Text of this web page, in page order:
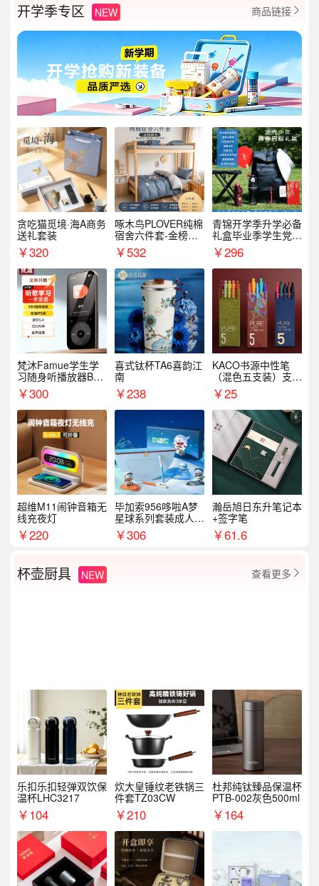
开学季专区 NEW 商品链接 
贪吃猫觅境·海A商务
送礼套装
￥320
啄木鸟PLOVER纯棉
宿舍六件套-金榜题
名
￥532
青锦开学季升学必备
礼盒毕业季学生党户
外出行备考装备礼品
￥296
梵沐Famue学生学
习随身听播放器BL1
5（64G）
￥300
喜式钛杯TA6喜韵江
南
￥238
KACO书源中性笔
（混色五支装）支持
logo定制
￥25
超维M11闹钟音箱无
线充夜灯
￥220
毕加索956哆啦A梦
星球系列套装成人开
学季生日礼物商务礼
品
￥306
瀚岳旭日东升笔记本
+签字笔
￥61.6
杯壶厨具 NEW 查看更多 
乐扣乐扣轻弹双饮保
温杯LHC3217
￥104
炊大皇锤纹老铁锅三
件套TZ03CW
￥210
杜邦纯钛臻品保温杯
PTB-002灰色500ml
￥164